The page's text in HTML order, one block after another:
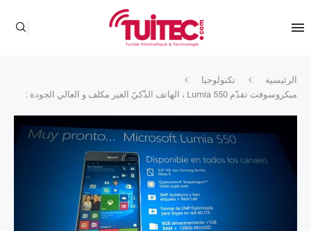
الرئيسية
تكنولوجيا
ميكروسوفت تقدّم Lumia 550 ، الهاتف الذّكيّ الغير مكلف و العالي الجودة :